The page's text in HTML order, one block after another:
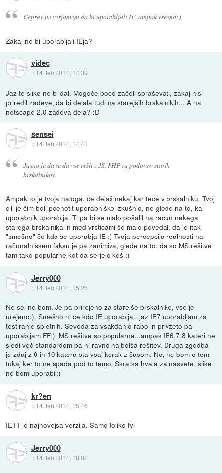
Ceprav ne verjamem da bi uporabljali IE, ampak vseeno:)
Zakaj ne bi uporabljali IEja?
videc
:: 14. feb 2014, 14:39
Jaz te slike ne bi dal. Mogoče bodo začeli spraševati, zakaj nisi
priredil zadeve, da bi delala tudi na starejših brskalnikih... A na
netscape 2.0 zadeva dela? :D
sensei
:: 14. feb 2014, 14:43
Jasno je da se da vse rešit z JS, PHP za podporo starih
brskalnikov.
Ampak to je tvoja naloga, če delaš nekaj kar teče v brskalniku. Tvoj
cilj je čim bolj poenotit uporabniško izkušnjo, ne glede na to, kaj
uporabnik uporablja. Ti pa bi se malo pošalil na račun nekega
starega brskalnika in med vrsticami še malo povedal, da je itak
"smešno" če kdo še uporabja IE :) Tvoja percepcija realnosti na
računalniškem faksu je pa zanimiva, glede na to, da so MS rešitve
tam tako popularne kot da serjejo keš :)
Jerry000
:: 14. feb 2014, 15:26
Ne sej ne bom. Je pa prirejeno za starejše brskalnike, vse je
urejeno:). Smešno ni če kdo IE uporablja...jaz IE7 uporabljam za
testiranje spletnih. Seveda za vsakdanjo rabo in privzeto pa
uporabljam FF:). MS rešitve so popularne...ampak IE6,7,8 kateri ne
sledi več standardom pa ni ravno najbolša rešitev. Druga zgodba
je zdaj z 9 in 10 katera sta vsaj korak z časom. No, ne bom o tem
tukaj ker to ne spada pod to temo. Skratka hvala za nasvete, slike
ne bom uporabil:)
kr?en
:: 14. feb 2014, 15:46
IE11 je najnovejsa verzija. Samo toliko fyi
Jerry000
:: 14. feb 2014, 18:02